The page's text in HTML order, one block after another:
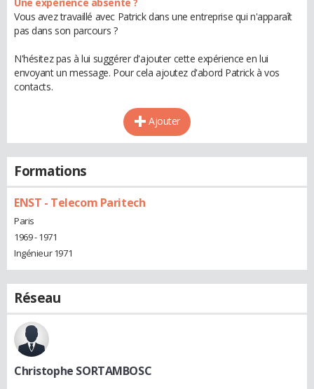
Une expérience absente ?
Vous avez travaillé avec Patrick dans une entreprise qui n'apparaît
pas dans son parcours ?
N'hésitez pas à lui suggérer d'ajouter cette expérience en lui
envoyant un message. Pour cela ajoutez d'abord Patrick à vos
contacts.
Ajouter
Formations
ENST - Telecom Paritech
Paris
1969 - 1971
Ingénieur 1971
Réseau
Christophe SORTAMBOSC